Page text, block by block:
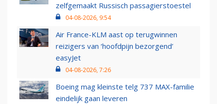
zelfgemaakt Russisch passagierstoestel
04-08-2026, 9:54
Air France-KLM aast op terugwinnen
reizigers van ‘hoofdpijn bezorgend’
easyJet
04-08-2026, 7:26
Boeing mag kleinste telg 737 MAX-familie
eindelijk gaan leveren